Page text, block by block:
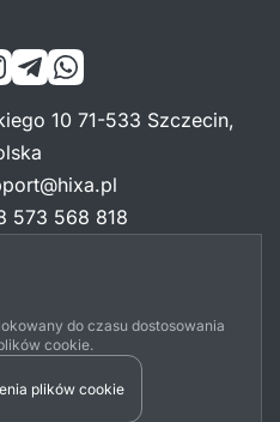
10 71-533 Szczecin,
573 568 818
do czasu dostosowania
cookie.
plików cookie